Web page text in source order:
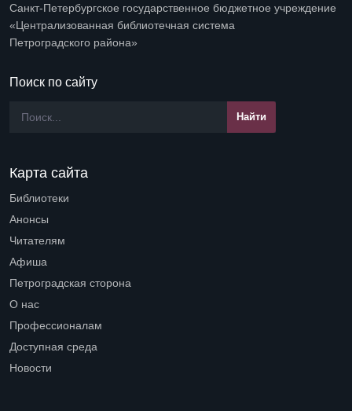
Санкт-Петербургское государственное бюджетное учреждение
«Централизованная библиотечная система
Петроградского района»
Поиск по сайту
Карта сайта
Библиотеки
Анонсы
Читателям
Афиша
Петроградская сторона
О нас
Профессионалам
Доступная среда
Новости